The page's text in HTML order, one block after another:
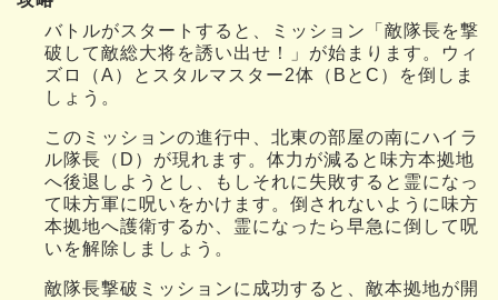
バトルがスタートすると、ミッション「敵隊長を撃
破して敵総大将を誘い出せ！」が始まります。ウィ
ズロ（A）とスタルマスター2体（BとC）を倒しま
しょう。
このミッションの進行中、北東の部屋の南にハイラ
ル隊長（D）が現れます。体力が減ると味方本拠地
へ後退しようとし、もしそれに失敗すると霊になっ
て味方軍に呪いをかけます。倒されないように味方
本拠地へ護衛するか、霊になったら早急に倒して呪
いを解除しましょう。
敵隊長撃破ミッションに成功すると、敵本拠地が開